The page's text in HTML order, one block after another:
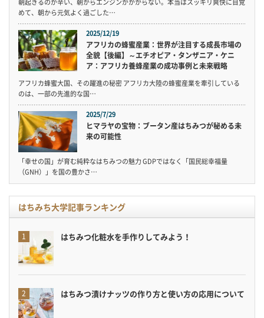
朝起きるのが辛い、朝からエンジンがかからない。本当はスッキリ爽快に目覚
めて、朝から元気よく過ごした…
2025/12/19
アフリカの蜂蜜産業：世界が注目する成長市場の
全貌【後編】～エチオピア・タンザニア・ケニ
ア：アフリカ養蜂産業の成功事例と未来戦略
アフリカ蜂蜜大国、その躍進の秘密 アフリカ大陸の蜂蜜産業を牽引している
のは、一部の先進的な国…
2025/7/29
ヒマラヤの宝物：ブータン産はちみつが秘める未
来の可能性
「幸せの国」が育む純粋なはちみつの魅力 GDPではなく「国民総幸福量
（GNH）」を国の豊かさ…
はちみち大学記事ランキング
はちみつ化粧水を手作りしてみよう！
はちみつ漬けナッツの作り方と使い方の応用について